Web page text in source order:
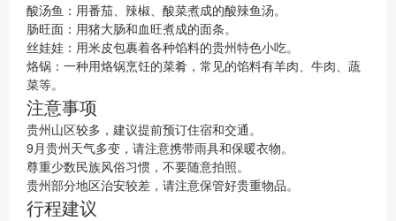
酸汤鱼：用番茄、辣椒、酸菜煮成的酸辣鱼汤。
肠旺面：用猪大肠和血旺煮成的面条。
丝娃娃：用米皮包裹着各种馅料的贵州特色小吃。
烙锅：一种用烙锅烹饪的菜肴，常见的馅料有羊肉、牛肉、蔬
菜等。
注意事项
贵州山区较多，建议提前预订住宿和交通。
9月贵州天气多变，请注意携带雨具和保暖衣物。
尊重少数民族风俗习惯，不要随意拍照。
贵州部分地区治安较差，请注意保管好贵重物品。
行程建议